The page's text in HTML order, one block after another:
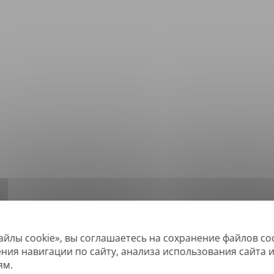
cookie», вы соглашаетесь на сохранение файлов
навигации по сайту, анализа использования сайта
форматы: DOC, DOCX, ODT, PDF*, CSV, PPTX, XLSX, XLS, RTF,